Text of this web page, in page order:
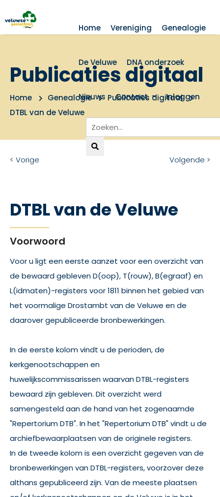
Home Vereniging Genealogie
De Veluwe DNA onderzoek
Nieuws Contact Inloggen
Publicaties digitaal
Home Genealogie
Publicaties digitaal
DTBL van de Veluwe
< Vorige Volgende >
DTBL van de Veluwe
Voorwoord
Voor u ligt een eerste aanzet voor een overzicht van
de bewaard gebleven D(oop), T(rouw), B(egraaf) en
L(idmaten)-registers voor 1811 binnen het gebied van
het voormalige Drostambt van de Veluwe en de
daarover gepubliceerde bronbewerkingen.
In de eerste kolom vindt u de perioden, de
kerkgenootschappen en
huwelijkscommissarissen waarvan DTBL-registers
bewaard zijn gebleven. Dit overzicht werd
samengesteld aan de hand van het zogenaamde
"Repertorium DTB". In het "Repertorium DTB" vindt u de
archiefbewaarplaatsen van de originele registers.
In de tweede kolom is een overzicht gegeven van de
bronbewerkingen van DTBL-registers, voorzover deze
althans gepubliceerd zijn. Van de meeste plaatsen